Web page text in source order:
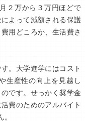
２万から３万円ほどで
よって減額される保護
用どころか、生活費さ
。大学進学にはコスト
生産性の向上を見越し
です。せっかく奨学金
費のためのアルバイト